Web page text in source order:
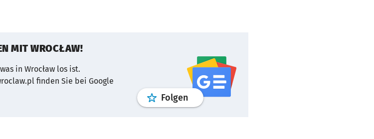
MIT WROCŁAW!
in Wrocław los ist.
finden Sie bei Google
FolgenProfilgoogle news